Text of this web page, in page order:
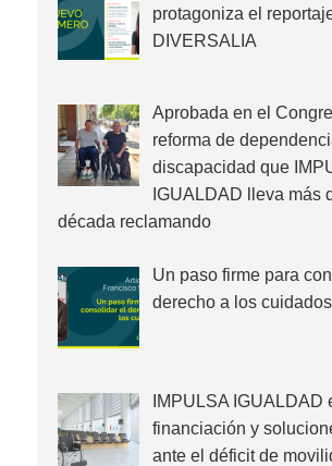
protagoniza el
DIVERSALIA
Aprobada en el
reforma de
discapacidad que
IGUALDAD lleva más
década reclamando
Un paso firme para
derecho a los cuidados
IMPULSA IGUALDAD
financiación y
ante el déficit de